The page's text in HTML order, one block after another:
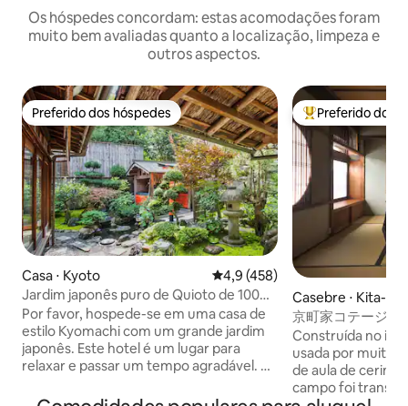
Os hóspedes concordam: estas acomodações foram
muito bem avaliadas quanto a localização, limpeza e
outros aspectos.
Preferido dos hóspedes
Preferido dos hóspedes
Casa ⋅ Kyoto 4,9 de uma avaliação média de
4,9 (458)
Jardim japonês puro de Quioto de 100
anos 翠川
Por favor, hospede-se em uma casa de
estilo Kyomachi com um grande jardim
japonês. Este hotel é um lugar para
relaxar e passar um tempo agradável. Há
uma sala de estar de 8 tatames. Há 3
Entre os
Preferido dos
Casebre ⋅ Kita-
京町家コテージ
Construída no
usada por muito
de aula de
campo foi